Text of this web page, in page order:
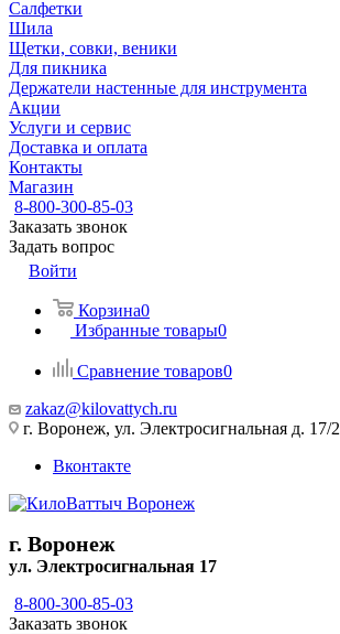
Салфетки
Шила
Щетки, совки, веники
Для пикника
Держатели настенные для инструмента
Акции
Услуги и сервис
Доставка и оплата
Контакты
Магазин
8-800-300-85-03
Заказать звонок
Задать вопрос
Войти
Корзина0
Избранные товары0
Сравнение товаров0
zakaz@kilovattych.ru
г. Воронеж, ул. Электросигнальная д. 17/2
Вконтакте
г. Воронеж
ул. Электросигнальная 17
8-800-300-85-03
Заказать звонок